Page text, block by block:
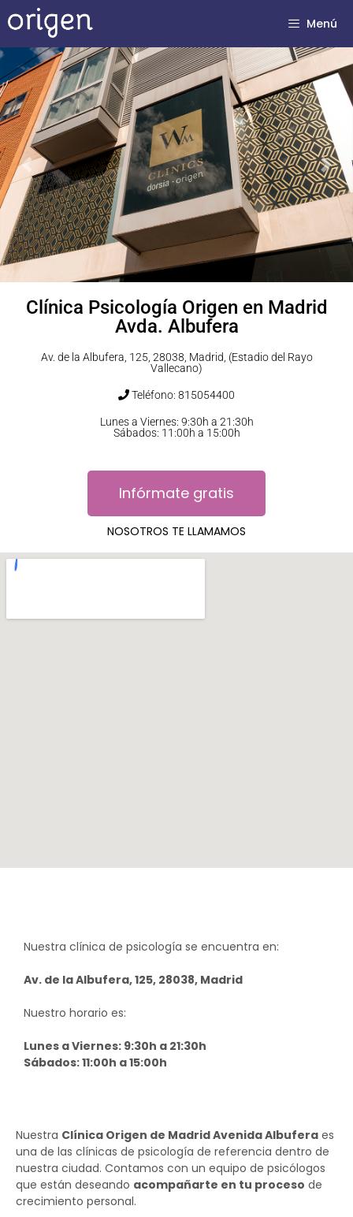
Menú
Previous Next
Clínica Psicología Origen en Madrid
Avda. Albufera
Av. de la Albufera, 125, 28038, Madrid, (Estadio del Rayo
Vallecano)
Teléfono: 815054400
Lunes a Viernes: 9:30h a 21:30h
Sábados: 11:00h a 15:00h
Infórmate gratis
NOSOTROS TE LLAMAMOS
Nuestra clínica de psicología se encuentra en:
Av. de la Albufera, 125, 28038, Madrid
Nuestro horario es:
Lunes a Viernes: 9:30h a 21:30h
Sábados: 11:00h a 15:00h
Nuestra Clínica Origen de Madrid Avenida Albufera es
una de las clínicas de psicología de referencia dentro de
nuestra ciudad. Contamos con un equipo de psicólogos
que están deseando acompañarte en tu proceso de
crecimiento personal.